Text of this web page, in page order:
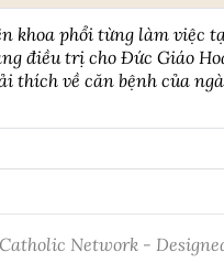
khoa phổi từng làm việc
điều trị cho Đức Giáo
thích về căn bệnh của
Network -